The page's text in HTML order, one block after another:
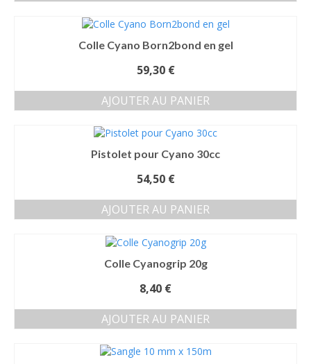
Colle Cyano Born2bond en gel
59,30 €
AJOUTER AU PANIER
Pistolet pour Cyano 30cc
54,50 €
AJOUTER AU PANIER
Colle Cyanogrip 20g
8,40 €
AJOUTER AU PANIER